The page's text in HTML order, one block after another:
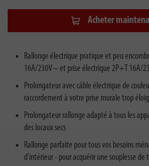
Acheter
Rallonge électrique pratique et peu
16A/230V~ et prise électrique 2P+T 16A/
Prolongateur avec câble électrique de
raccordement à votre prise murale trop
Prolongateur rallonge adapté à tous les
des locaux secs
Rallonge parfaite pour tous vos besoins
d'intérieur - pour acquérir une souplesse de